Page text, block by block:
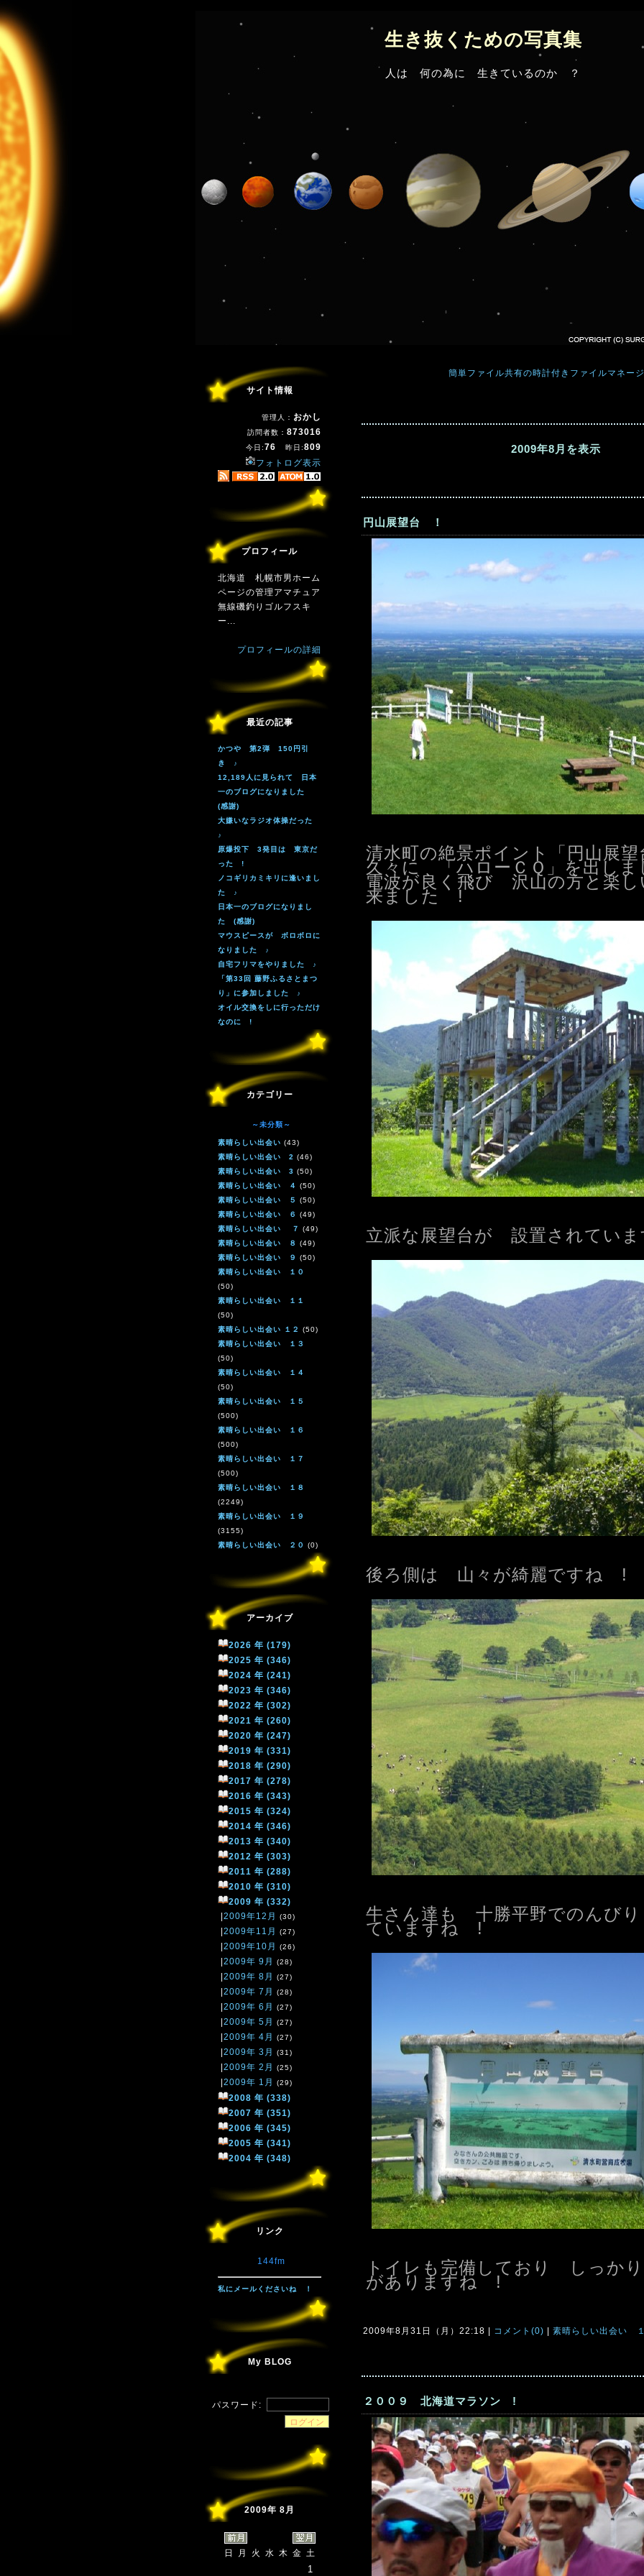
生き抜くための写真集
人は 何の為に 生きているのか ？
サイト情報
管理人： おかし
訪問者数： 873016
今日:76 昨日:809
フォトログ表示
プロフィール
北海道 札幌市男ホーム
ページの管理アマチュア
無線磯釣りゴルフスキ
ー...
プロフィールの詳細
最近の記事
かつや 第2弾 150円引
き ♪
12,189人に見られて 日本
一のブログになりました
(感謝)
大嫌いなラジオ体操だった
♪
原爆投下 3発目は 東京だ
った !
ノコギリカミキリに逢いまし
た ♪
日本一のブログになりまし
た (感謝)
マウスピースが ボロボロに
なりました ♪
自宅フリマをやりました ♪
「第33回 藤野ふるさとまつ
り」に参加しました ♪
オイル交換をしに行っただけ
なのに !
カテゴリー
～未分類～
素晴らしい出会い (43)
素晴らしい出会い 2 (46)
素晴らしい出会い 3 (50)
素晴らしい出会い ４ (50)
素晴らしい出会い ５ (50)
素晴らしい出会い ６ (49)
素晴らしい出会い ７ (49)
素晴らしい出会い ８ (49)
素晴らしい出会い ９ (50)
素晴らしい出会い １０
(50)
素晴らしい出会い １１
(50)
素晴らしい出会い １２ (50)
素晴らしい出会い １３
(50)
素晴らしい出会い １４
(50)
素晴らしい出会い １５
(500)
素晴らしい出会い １６
(500)
素晴らしい出会い １７
(500)
素晴らしい出会い １８
(2249)
素晴らしい出会い １９
(3155)
素晴らしい出会い ２０ (0)
アーカイブ
2026 年 (179)
2025 年 (346)
2024 年 (241)
2023 年 (346)
2022 年 (302)
2021 年 (260)
2020 年 (247)
2019 年 (331)
2018 年 (290)
2017 年 (278)
2016 年 (343)
2015 年 (324)
2014 年 (346)
2013 年 (340)
2012 年 (303)
2011 年 (288)
2010 年 (310)
2009 年 (332)
2009年12月 (30)
2009年11月 (27)
2009年10月 (26)
2009年 9月 (28)
2009年 8月 (27)
2009年 7月 (28)
2009年 6月 (27)
2009年 5月 (27)
2009年 4月 (27)
2009年 3月 (31)
2009年 2月 (25)
2009年 1月 (29)
2008 年 (338)
2007 年 (351)
2006 年 (345)
2005 年 (341)
2004 年 (348)
リンク
144fm
私にメールくださいね ！
My BLOG
パスワード:
2009年 8月
日 月 火 水 木 金 土
1
簡単ファイル共有の時計付きファイルマネー
2009年8月を表示
円山展望台 ！
清水町の絶景ポイント「円山展
久々に 「ハローＣＱ」を出し
電波が良く飛び 沢山の方と楽し
来ました !
立派な展望台が 設置されてい
後ろ側は 山々が綺麗ですね !
牛さん達も 十勝平野でのんび
ていますね !
トイレも完備しており しっか
がありますね !
2009年8月31日（月）22:18 | コメント(0) 素晴らしい出会い
２００９ 北海道マラソン !